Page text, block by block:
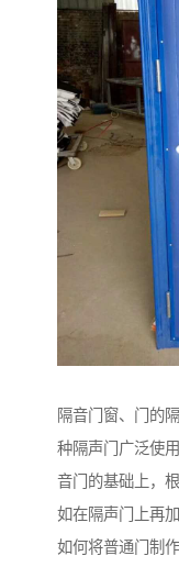
隔音门窗、门的
种隔声门广泛使
音门的基础上，
如在隔声门上再
如何将普通门制